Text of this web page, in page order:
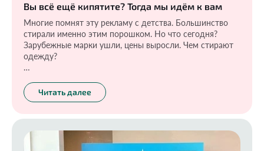
Вы всё ещё кипятите? Тогда мы идём к вам
Многие помнят эту рекламу с детства. Большинство
стирали именно этим порошком. Но что сегодня?
Зарубежные марки ушли, цены выросли. Чем стирают
одежду?
какие из них наиболее опасны? Стоит ли верить, что
дорогие стиральные порошки творят настоящее чудо?
передаче Знак качества «Средства для стирки» на
канале ТВЦ.
Читать далее